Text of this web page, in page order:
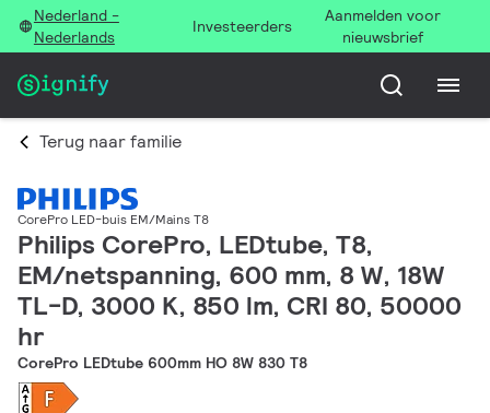
Nederland -
Nederlands
Investeerders
Aanmelden voor
nieuwsbrief
Terug naar familie
CorePro LED-buis EM/Mains T8
Philips CorePro, LEDtube, T8,
EM/netspanning, 600 mm, 8 W, 18W
TL-D, 3000 K, 850 lm, CRI 80, 50000
hr
CorePro LEDtube 600mm HO 8W 830 T8